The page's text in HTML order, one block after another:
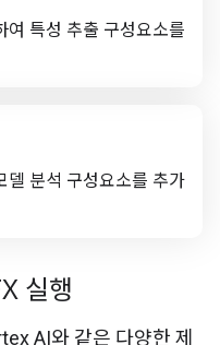
여 특성 추출 구성요소를
델 분석 구성요소를 추가
실행
AI와 같은 다양한 제